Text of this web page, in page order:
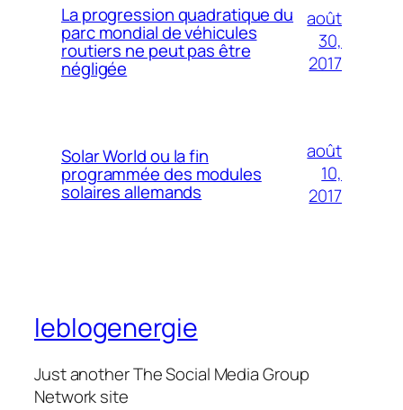
La progression quadratique du
parc mondial de véhicules
routiers ne peut pas être
négligée
août
30,
2017
Solar World ou la fin
programmée des modules
solaires allemands
août
10,
2017
leblogenergie
Just another The Social Media Group
Network site